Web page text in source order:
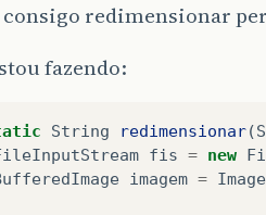
redimensionar
fazendo:
String redimensionar(
fis = new
imagem =